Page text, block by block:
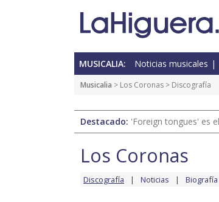
MUSICALIA: Noticias musicales
Musicalia > Los Coronas > Discografía
Destacado: 'Foreign tongues' es
Los Coronas
Discografía Noticias Biografía